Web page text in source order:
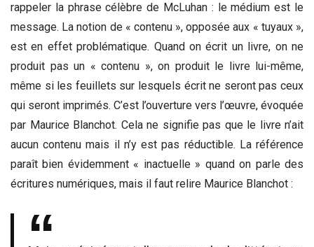
rappeler la phrase célèbre de McLuhan : le médium est le
message. La notion de « contenu », opposée aux « tuyaux »,
est en effet problématique. Quand on écrit un livre, on ne
produit pas un « contenu », on produit le livre lui-même,
même si les feuillets sur lesquels écrit ne seront pas ceux
qui seront imprimés. C’est l’ouverture vers l’œuvre, évoquée
par Maurice Blanchot. Cela ne signifie pas que le livre n’ait
aucun contenu mais il n’y est pas réductible. La référence
paraît bien évidemment « inactuelle » quand on parle des
écritures numériques, mais il faut relire Maurice Blanchot :